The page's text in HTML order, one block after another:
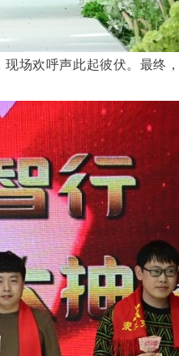
场欢呼声此起彼伏。最